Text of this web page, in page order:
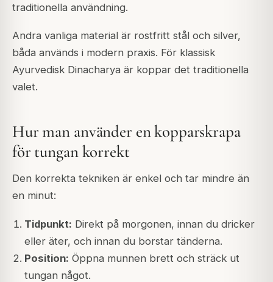
traditionella användning.
Andra vanliga material är rostfritt stål och silver,
båda används i modern praxis. För klassisk
Ayurvedisk Dinacharya är koppar det traditionella
valet.
Hur man använder en kopparskrapa
för tungan korrekt
Den korrekta tekniken är enkel och tar mindre än
en minut:
Tidpunkt: Direkt på morgonen, innan du dricker
eller äter, och innan du borstar tänderna.
Position: Öppna munnen brett och sträck ut
tungan något.